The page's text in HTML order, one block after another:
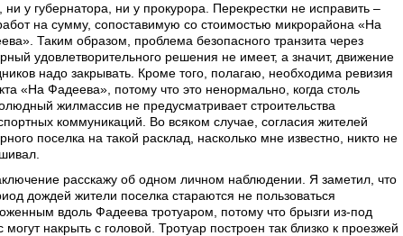
ни у губернатора, ни у прокурора. Перекрестки не исправить –
на сумму, сопоставимую со стоимостью микрорайона «На
Таким образом, проблема безопасного транзита через
удовлетворительного решения не имеет, а значит, движение
надо закрывать. Кроме того, полагаю, необходима ревизия
«На Фадеева», потому что это ненормально, когда столь
жилмассив не предусматривает строительства
коммуникаций. Во всяком случае, согласия жителей
поселка на такой расклад, насколько мне известно, никто не
расскажу об одном личном наблюдении. Я заметил, что
дождей жители поселка стараются не пользоваться
вдоль Фадеева тротуаром, потому что брызги из-под
могут накрыть с головой. Тротуар построен так близко к проезжей